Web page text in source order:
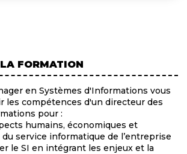
FORMATION
en Systèmes d'Informations vous
les compétences d'un directeur des
pour :
humains, économiques et
service informatique de l’entreprise
le SI en intégrant les enjeux et la